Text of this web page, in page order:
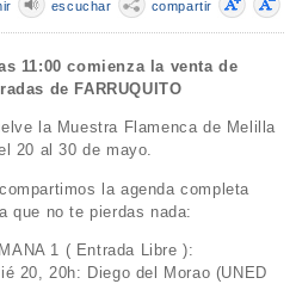
compartir
escuchar
11:00 comienza la venta de
de FARRUQUITO
la Muestra Flamenca de Melilla
20 al 30 de mayo.
la agenda completa
que no te pierdas nada:
1 ( Entrada Libre ):
20, 20h: Diego del Morao (UNED